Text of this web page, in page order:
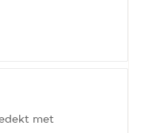
met